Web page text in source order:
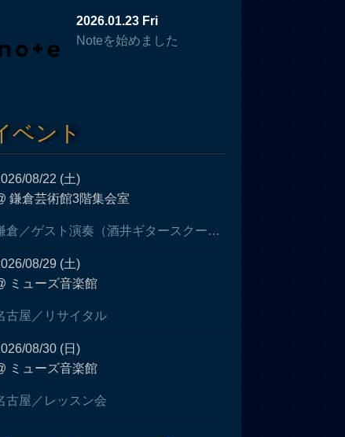
2026.01.23 Fri
Noteを始めました
ベント
08/22 (土)
鎌倉芸術館3階集会室
鎌倉／ゲスト演奏（酒井ギタースクール発表会）
08/29 (土)
ミューズ音楽館
古屋／リサイタル
08/30 (日)
ミューズ音楽館
古屋／レッスン会